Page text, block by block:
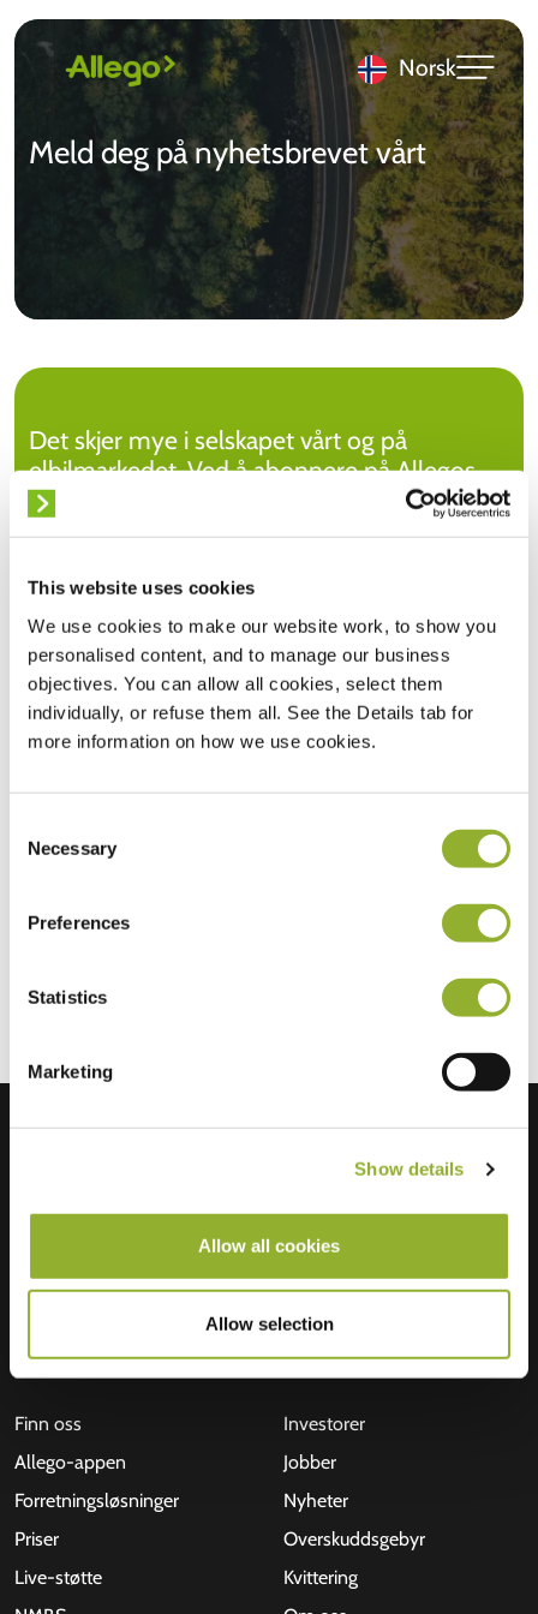
This website uses cookies
We use cookies to make our website work, to show you
personalised content, and to manage our business
objectives. You can allow all cookies, select them
individually, or refuse them all. See the Details tab for
more information on how we use cookies.
Selection
Necessary
Preferences
Statistics
Marketing
Show details
Allow all cookies
Allow selection
Norsk
Meld deg på nyhetsbrevet vårt
Det skjer mye i selskapet vårt og på
elbilmarkedet. Ved å abonnere på Allegos
nyhetsbrev får du alt som er verdt å vite,
direkte i postkassen din!
Meld deg på!
elbilmarkedet!
Finn oss
Allego-appen
Forretningsløsninger
Priser
Live-støtte
Investorer
Jobber
Nyheter
Overskuddsgebyr
Kvittering